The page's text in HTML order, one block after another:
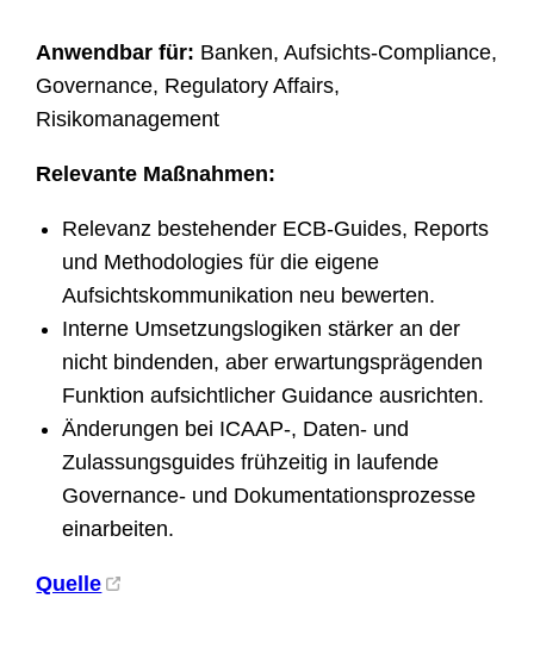
Anwendbar für: Banken, Aufsichts-Compliance,
Governance, Regulatory Affairs,
Risikomanagement
Relevante Maßnahmen:
Relevanz bestehender ECB-Guides, Reports
und Methodologies für die eigene
Aufsichtskommunikation neu bewerten.
Interne Umsetzungslogiken stärker an der
nicht bindenden, aber erwartungsprägenden
Funktion aufsichtlicher Guidance ausrichten.
Änderungen bei ICAAP-, Daten- und
Zulassungsguides frühzeitig in laufende
Governance- und Dokumentationsprozesse
einarbeiten.
Quelle